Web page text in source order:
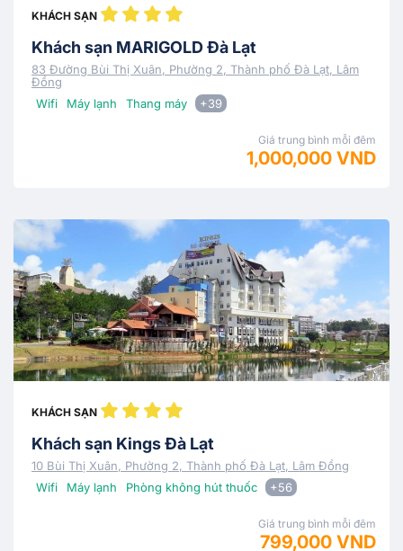
KHÁCH SẠN
Khách sạn MARIGOLD Đà Lạt
83 Đường Bùi Thị Xuân, Phường 2, Thành phố Đà Lạt, Lâm
Đồng
Wifi
Máy lạnh Thang máy +39
Giá trung bình mỗi đêm
1,000,000 VND
KHÁCH SẠN
Khách sạn Kings Đà Lạt
10 Bùi Thị Xuân, Phường 2, Thành phố Đà Lạt, Lâm Đồng
Wifi
Máy lạnh Phòng không hút thuốc +56
Giá trung bình mỗi đêm
799,000 VND